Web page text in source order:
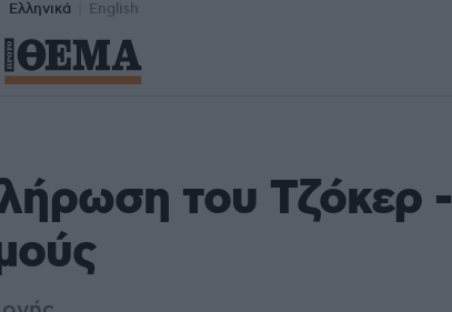
Ελληνικά English
του Τζόκερ -